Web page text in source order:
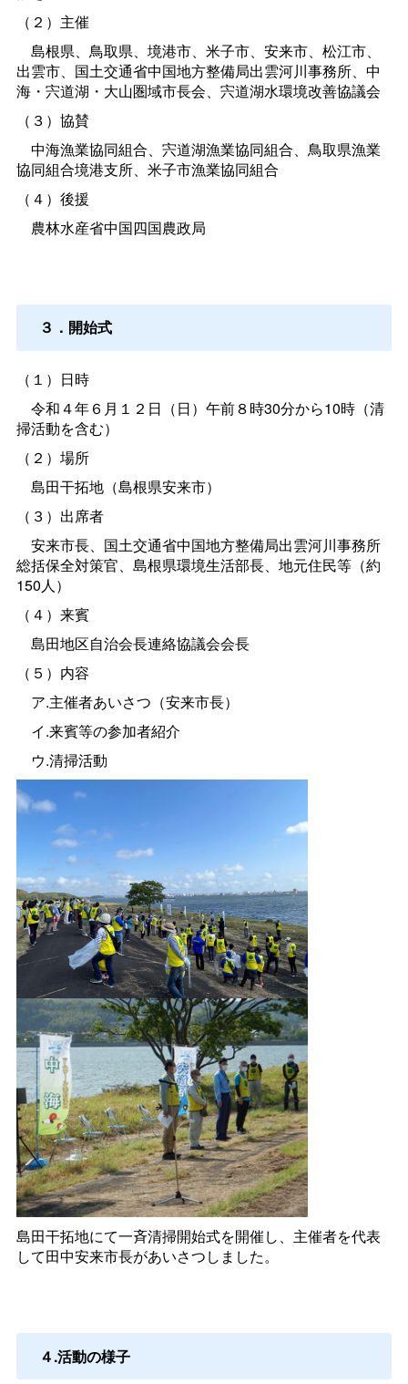
（２）主催
島根県、鳥取県、境港市、米子市、安来市、松江市、
出雲市、国土交通省中国地方整備局出雲河川事務所、中
海・宍道湖・大山圏域市長会、宍道湖水環境改善協議会
（３）協賛
中海漁業協同組合、宍道湖漁業協同組合、鳥取県漁業
協同組合境港支所、米子市漁業協同組合
（４）後援
農林水産省中国四国農政局
３．開始式
（１）日時
令和４年６月１２日（日）午前８時30分から10時（清
掃活動を含む）
（２）場所
島田干拓地（島根県安来市）
（３）出席者
安来市長、国土交通省中国地方整備局出雲河川事務所
総括保全対策官、島根県環境生活部長、地元住民等（約
150人）
（４）来賓
島田地区自治会長連絡協議会会長
（５）内容
ア.主催者あいさつ（安来市長）
イ.来賓等の参加者紹介
ウ.清掃活動
島田干拓地にて一斉清掃開始式を開催し、主催者を代表
して田中安来市長があいさつしました。
４.活動の様子